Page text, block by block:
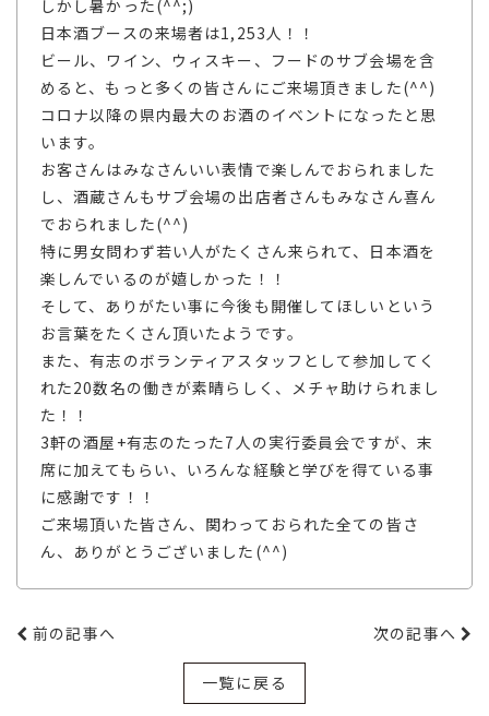
しかし暑かった(^^;)
日本酒ブースの来場者は1,253人！！
ビール、ワイン、ウィスキー、フードのサブ会場を含
めると、もっと多くの皆さんにご来場頂きました(^^)
コロナ以降の県内最大のお酒のイベントになったと思
います。
お客さんはみなさんいい表情で楽しんでおられました
し、酒蔵さんもサブ会場の出店者さんもみなさん喜ん
でおられました(^^)
特に男女問わず若い人がたくさん来られて、日本酒を
楽しんでいるのが嬉しかった！！
そして、ありがたい事に今後も開催してほしいという
お言葉をたくさん頂いたようです。
また、有志のボランティアスタッフとして参加してく
れた20数名の働きが素晴らしく、メチャ助けられまし
た！！
3軒の酒屋+有志のたった7人の実行委員会ですが、末
席に加えてもらい、いろんな経験と学びを得ている事
に感謝です！！
ご来場頂いた皆さん、関わっておられた全ての皆さ
ん、ありがとうございました(^^)
前の記事へ 次の記事へ
一覧に戻る